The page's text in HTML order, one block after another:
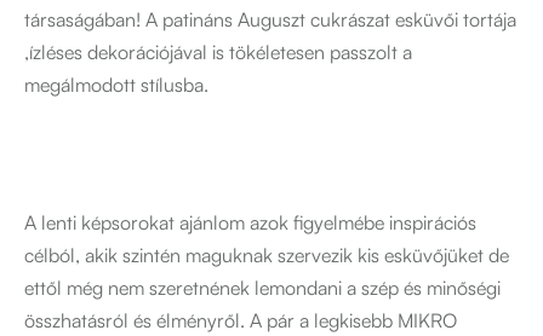
társaságában! A patináns Auguszt cukrászat esküvői tortája
,ízléses dekorációjával is tökéletesen passzolt a
megálmodott stílusba.
A lenti képsorokat ajánlom azok figyelmébe inspirációs
célból, akik szintén maguknak szervezik kis esküvőjüket de
ettől még nem szeretnének lemondani a szép és minőségi
összhatásról és élményről. A pár a legkisebb MIKRO